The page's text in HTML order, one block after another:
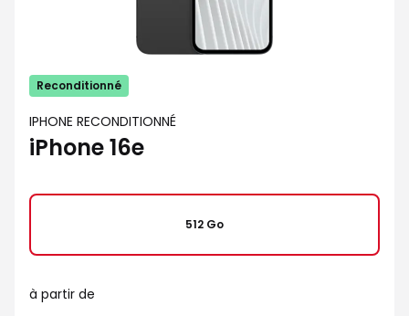
Reconditionné
IPHONE RECONDITIONNÉ
iPhone 16e
512 Go
à partir de